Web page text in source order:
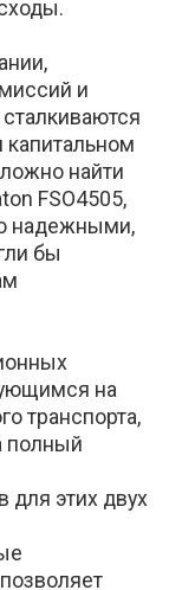
и
найти
FSO4505,
надежными,
бы
на
транспорта,
полный
для этих двух